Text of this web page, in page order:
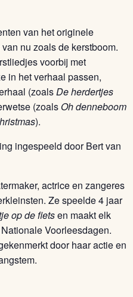
van het originele
nu zoals de kerstboom.
voorbij met
in het verhaal passen,
(zoalsDe herdertjes
(zoals Oh denneboom
).
ingespeeld door Bert van
actrice en zangeres
Ze speelde 4 jaar
op de fietsen maakt elk
Voorleesdagen.
door haar actie en